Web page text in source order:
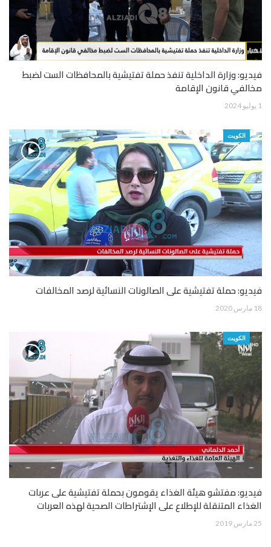
فيديو: وزارة الداخلية تنفذ حملة تفتيشية بالمحافظات الست لضبط
مخالفي قانون الإقامة
1 يوليو 2024
الكويت
فيديو: حملة تفتيشية على الصالونات النسائية لرصد المخالفات
18 مارس 2020
الكويت
فيديو: مفتشو هيئة الغذاء يقومون بحملة تفتيشية على عربات
الغذاء المتنقلة للإطلاع على الإشتراطات الصحية لهذه العربات
25 مارس 2019